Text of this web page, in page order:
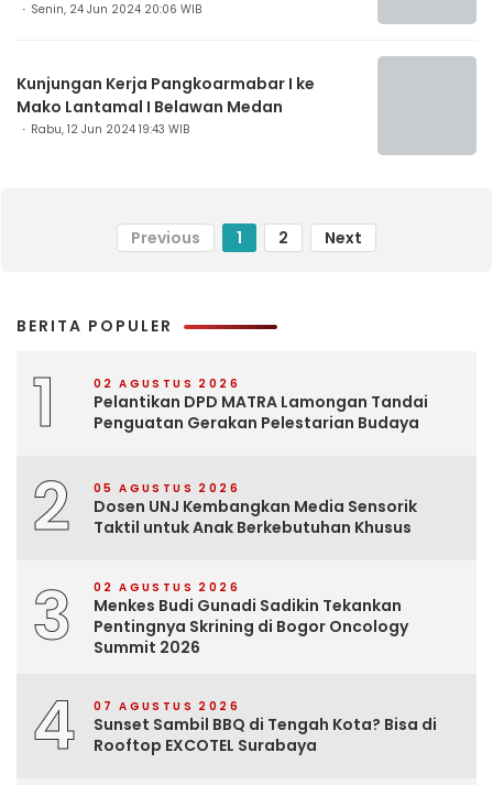
Senin, 24 Jun 2024 20:06 WIB
Kunjungan Kerja Pangkoarmabar I ke
Mako Lantamal I Belawan Medan
Rabu, 12 Jun 2024 19:43 WIB
Previous 1 2 Next
BERITA POPULER
1 02 AGUSTUS 2026
Pelantikan DPD MATRA Lamongan Tandai
Penguatan Gerakan Pelestarian Budaya
2 05 AGUSTUS 2026
Dosen UNJ Kembangkan Media Sensorik
Taktil untuk Anak Berkebutuhan Khusus
3 02 AGUSTUS 2026
Menkes Budi Gunadi Sadikin Tekankan
Pentingnya Skrining di Bogor Oncology
Summit 2026
4 07 AGUSTUS 2026
Sunset Sambil BBQ di Tengah Kota? Bisa di
Rooftop EXCOTEL Surabaya